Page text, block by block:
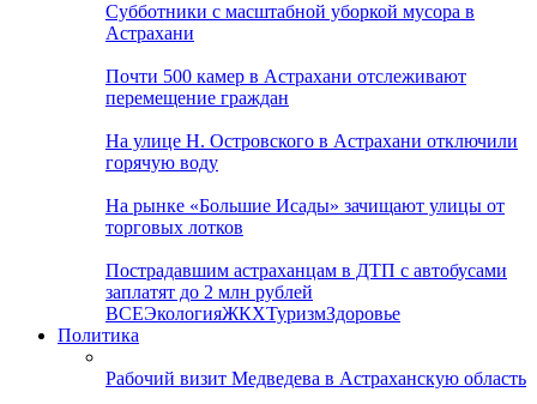
Субботники с масштабной уборкой мусора в
Астрахани
Почти 500 камер в Астрахани отслеживают
перемещение граждан
На улице Н. Островского в Астрахани отключили
горячую воду
На рынке «Большие Исады» зачищают улицы от
торговых лотков
Пострадавшим астраханцам в ДТП с автобусами
заплатят до 2 млн рублей
ВСЕЭкологияЖКХТуризмЗдоровье
Политика
Рабочий визит Медведева в Астраханскую область